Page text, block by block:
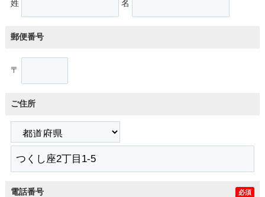
姓 名
郵便番号
〒
ご住所
電話番号 必須